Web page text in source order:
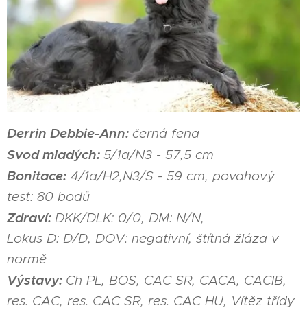
Derrin Debbie-Ann: černá fena
Svod mladých: 5/1a/N3 - 57,5 cm
Bonitace: 4/1a/H2,N3/S - 59 cm, povahový
test: 80 bodů
Zdraví: DKK/DLK: 0/0, DM: N/N,
Lokus D: D/D, DOV: negativní, štítná žláza v
normě
Výstavy: Ch PL, BOS, CAC SR, CACA, CACIB,
res. CAC, res. CAC SR, res. CAC HU, Vítěz třídy